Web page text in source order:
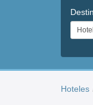
Hoteles